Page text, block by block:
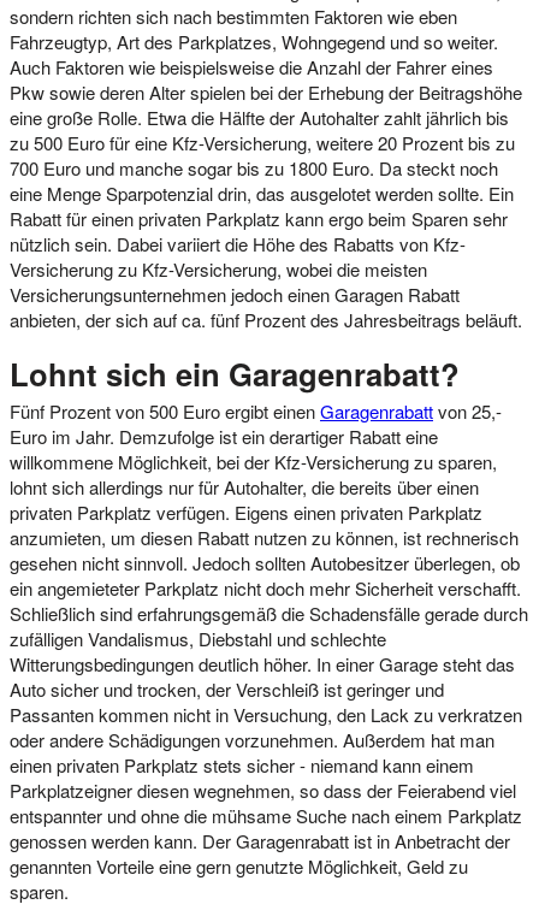
sondern richten sich nach bestimmten Faktoren wie eben
Fahrzeugtyp, Art des Parkplatzes, Wohngegend und so weiter.
Auch Faktoren wie beispielsweise die Anzahl der Fahrer eines
Pkw sowie deren Alter spielen bei der Erhebung der Beitragshöhe
eine große Rolle. Etwa die Hälfte der Autohalter zahlt jährlich bis
zu 500 Euro für eine Kfz-Versicherung, weitere 20 Prozent bis zu
700 Euro und manche sogar bis zu 1800 Euro. Da steckt noch
eine Menge Sparpotenzial drin, das ausgelotet werden sollte. Ein
Rabatt für einen privaten Parkplatz kann ergo beim Sparen sehr
nützlich sein. Dabei variiert die Höhe des Rabatts von Kfz-
Versicherung zu Kfz-Versicherung, wobei die meisten
Versicherungsunternehmen jedoch einen Garagen Rabatt
anbieten, der sich auf ca. fünf Prozent des Jahresbeitrags beläuft.
Lohnt sich ein Garagenrabatt?
Fünf Prozent von 500 Euro ergibt einenGaragenrabattvon 25,-
Euro im Jahr. Demzufolge ist ein derartiger Rabatt eine
willkommene Möglichkeit, bei der Kfz-Versicherung zu sparen,
lohnt sich allerdings nur für Autohalter, die bereits über einen
privaten Parkplatz verfügen. Eigens einen privaten Parkplatz
anzumieten, um diesen Rabatt nutzen zu können, ist rechnerisch
gesehen nicht sinnvoll. Jedoch sollten Autobesitzer überlegen, ob
ein angemieteter Parkplatz nicht doch mehr Sicherheit verschafft.
Schließlich sind erfahrungsgemäß die Schadensfälle gerade durch
zufälligen Vandalismus, Diebstahl und schlechte
Witterungsbedingungen deutlich höher. In einer Garage steht das
Auto sicher und trocken, der Verschleiß ist geringer und
Passanten kommen nicht in Versuchung, den Lack zu verkratzen
oder andere Schädigungen vorzunehmen. Außerdem hat man
einen privaten Parkplatz stets sicher - niemand kann einem
Parkplatzeigner diesen wegnehmen, so dass der Feierabend viel
entspannter und ohne die mühsame Suche nach einem Parkplatz
genossen werden kann. Der Garagenrabatt ist in Anbetracht der
genannten Vorteile eine gern genutzte Möglichkeit, Geld zu
sparen.